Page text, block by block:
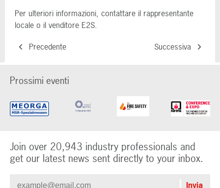
Per ulteriori informazioni, contattare il rappresentante
locale o il venditore E2S.
Precedente
Successiva
Prossimi eventi
Join over 20,943 industry professionals and
get our latest news sent directly to your inbox.